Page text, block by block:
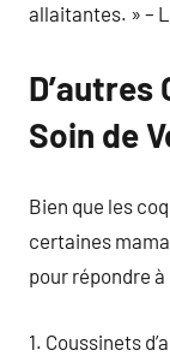
allaitantes. » –
Soin de
Bien que les
certaines
pour répondre
1. Coussinets